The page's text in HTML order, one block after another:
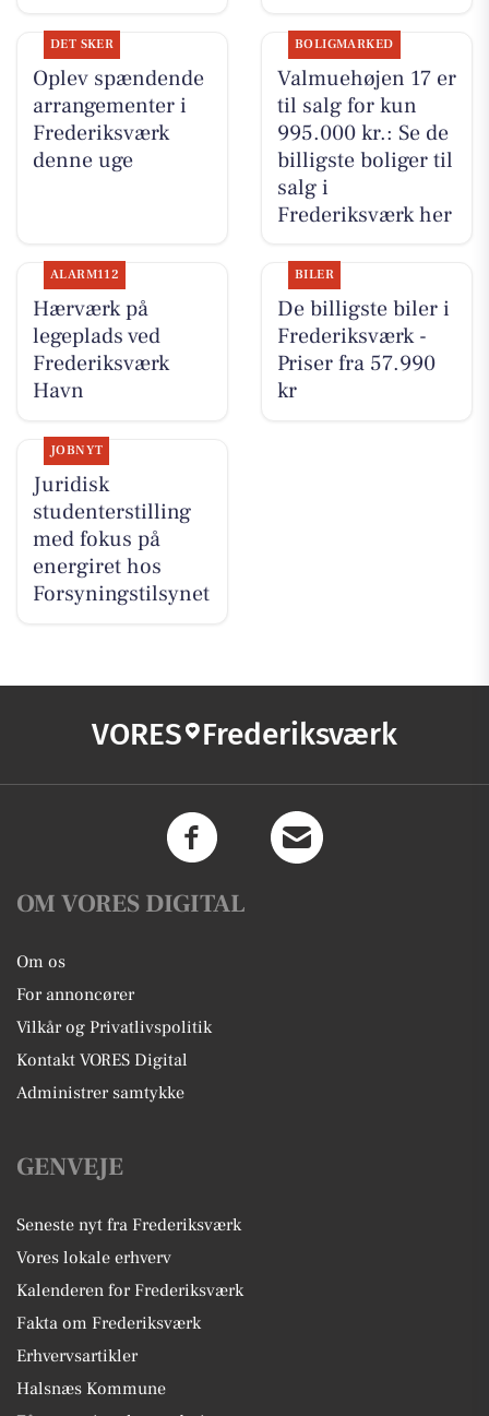
DET SKER
Oplev spændende
arrangementer i
Frederiksværk
denne uge
BOLIGMARKED
Valmuehøjen 17 er
til salg for kun
995.000 kr.: Se de
billigste boliger til
salg i
Frederiksværk her
ALARM112
Hærværk på
legeplads ved
Frederiksværk
Havn
BILER
De billigste biler i
Frederiksværk -
Priser fra 57.990
kr
JOBNYT
Juridisk
studenterstilling
med fokus på
energiret hos
Forsyningstilsynet
VORES Frederiksværk
OM VORES DIGITAL
Om os
For annoncører
Vilkår og Privatlivspolitik
Kontakt VORES Digital
Administrer samtykke
GENVEJE
Seneste nyt fra Frederiksværk
Vores lokale erhverv
Kalenderen for Frederiksværk
Fakta om Frederiksværk
Erhvervsartikler
Halsnæs Kommune